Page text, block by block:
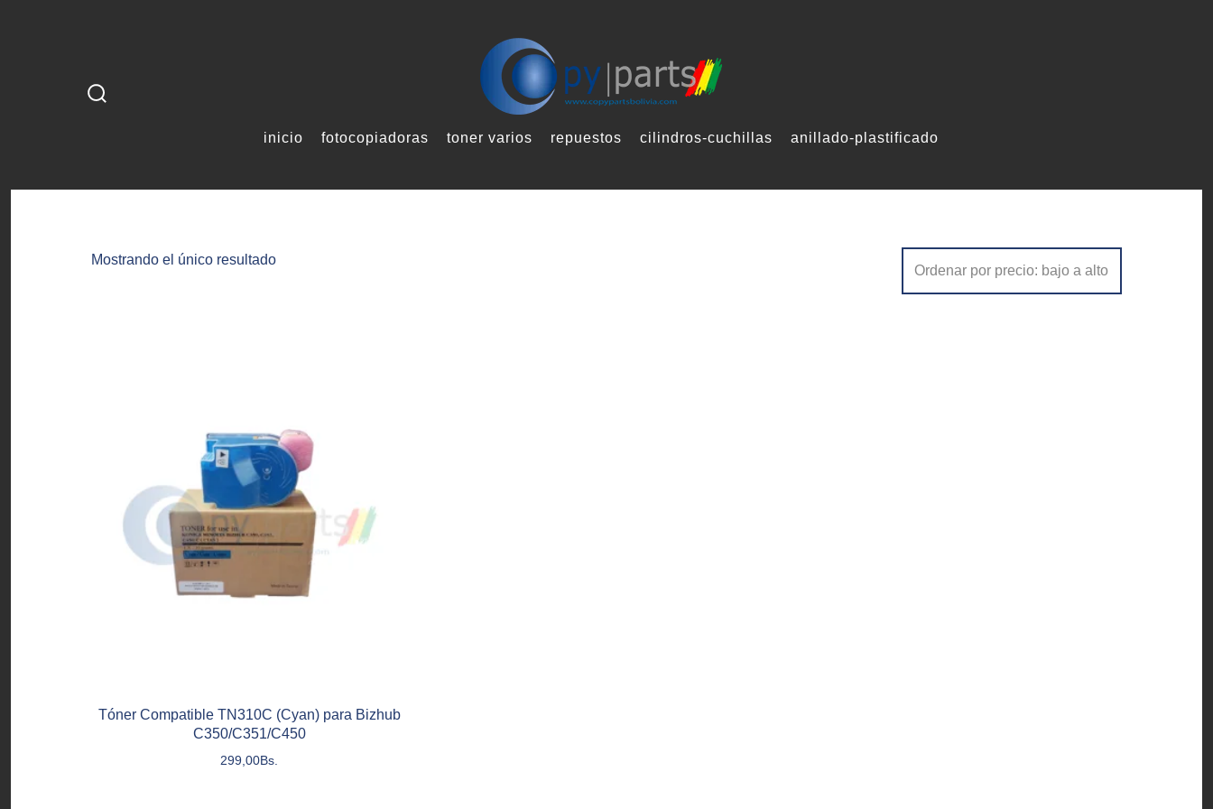
inicio fotocopiadoras toner varios repuestos cilindros-cuchillas anillado-plastificado
Mostrando el único resultado
Tóner Compatible TN310C (Cyan) para Bizhub
C350/C351/C450
299,00Bs.